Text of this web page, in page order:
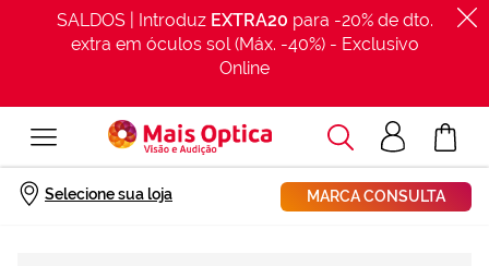
SALDOS | Introduz EXTRA20 para -20% de dto.
extra em óculos sol (Máx. -40%) - Exclusivo
Online
Acesso
clientes
O Meu
Selecione sua loja MARCA CONSULTA
Procurar
Início Óculo graduado